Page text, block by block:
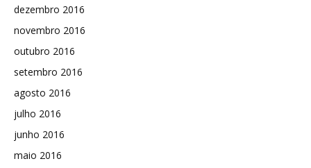
dezembro 2016
novembro 2016
outubro 2016
setembro 2016
agosto 2016
julho 2016
junho 2016
maio 2016